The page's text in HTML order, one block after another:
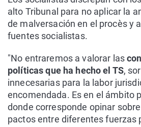
alto Tribunal para no aplicar la
de malversación en el procès y
fuentes socialistas.
"No entraremos a valorar las
políticas que ha hecho el TS,
innecesarias para la labor
encomendada. Es en el ámbito
donde corresponde opinar
pactos entre diferentes fuerzas